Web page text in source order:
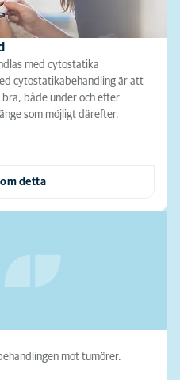
med cytostatika
cytostatikabehandling är att
bra, både under och efter
som möjligt därefter.
om detta
mot tumörer.